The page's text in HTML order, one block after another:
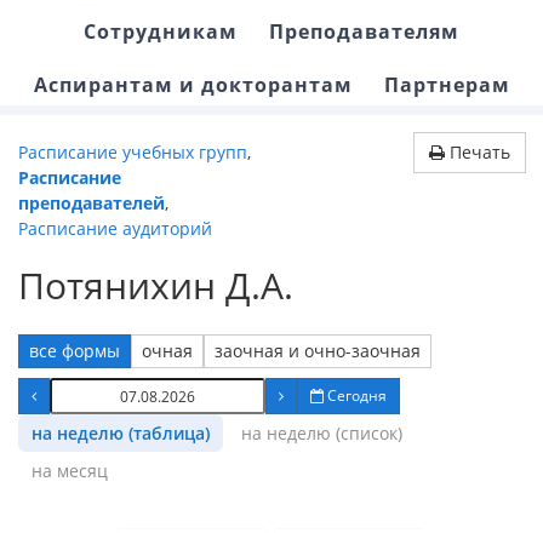
Сотрудникам
Преподавателям
Аспирантам и докторантам
Партнерам
Расписание учебных групп,
Расписание
преподавателей,
Расписание аудиторий
Печать
Потянихин Д.А.
все формы очная заочная и очно-заочная
Сегодня
на неделю (таблица)
на неделю (список)
на месяц